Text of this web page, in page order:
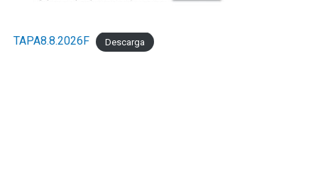
TAPA8.8.2026F Descarga